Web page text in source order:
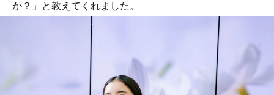
か？」と教えてくれました。